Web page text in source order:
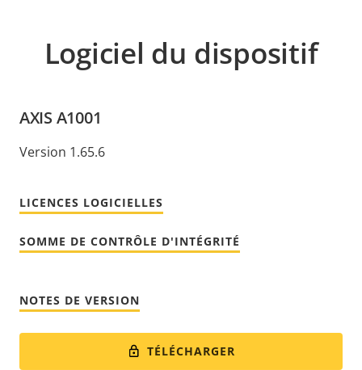
Logiciel du dispositif
AXIS A1001
Version 1.65.6
LICENCES LOGICIELLES
SOMME DE CONTRÔLE D'INTÉGRITÉ
NOTES DE VERSION
TÉLÉCHARGER